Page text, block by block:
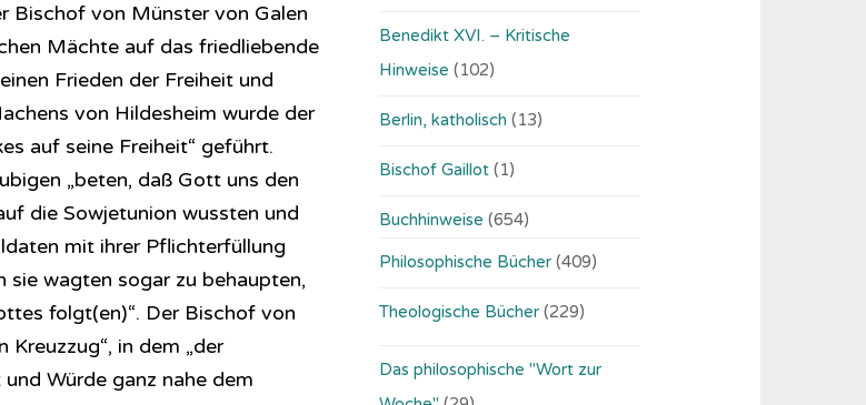
Bischof von Münster von Galen
Mächte auf das friedliebende
Frieden der Freiheit und
von Hildesheim wurde der
auf seine Freiheit“ geführt.
„beten, daß Gott uns den
die Sowjetunion wussten und
mit ihrer Pflichterfüllung
sie wagten sogar zu behaupten,
folgt(en)“. Der Bischof von
in dem „der
Würde ganz nahe dem
Benedikt XVI. – Kritische
Hinweise (102)
Berlin, katholisch (13)
Bischof Gaillot (1)
Buchhinweise (654)
Philosophische Bücher (409)
Theologische Bücher (229)
Das philosophische "Wort zur